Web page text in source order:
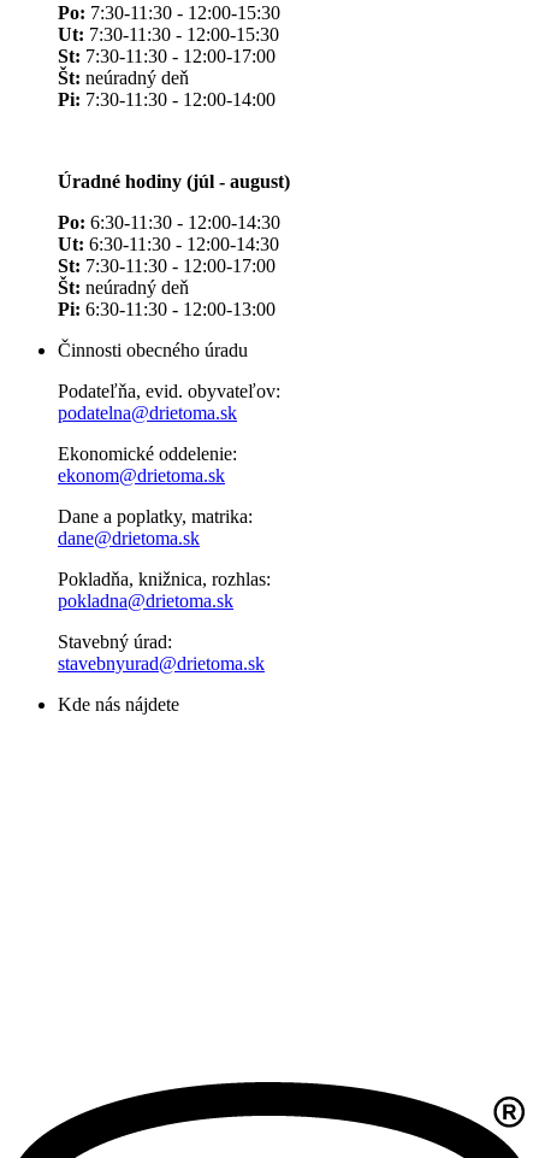
Po: 7:30-11:30 - 12:00-15:30
Ut: 7:30-11:30 - 12:00-15:30
St: 7:30-11:30 - 12:00-17:00
Št: neúradný deň
Pi: 7:30-11:30 - 12:00-14:00
Úradné hodiny (júl - august)
Po: 6:30-11:30 - 12:00-14:30
Ut: 6:30-11:30 - 12:00-14:30
St: 7:30-11:30 - 12:00-17:00
Št: neúradný deň
Pi: 6:30-11:30 - 12:00-13:00
Činnosti obecného úradu
Podateľňa, evid. obyvateľov:
podatelna@drietoma.sk
Ekonomické oddelenie:
ekonom@drietoma.sk
Dane a poplatky, matrika:
dane@drietoma.sk
Pokladňa, knižnica, rozhlas:
pokladna@drietoma.sk
Stavebný úrad:
stavebnyurad@drietoma.sk
Kde nás nájdete